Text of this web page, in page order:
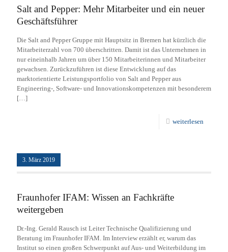
Salt and Pepper: Mehr Mitarbeiter und ein neuer
Geschäftsführer
Die Salt and Pepper Gruppe mit Hauptsitz in Bremen hat kürzlich die
Mitarbeiterzahl von 700 überschritten. Damit ist das Unternehmen in
nur eineinhalb Jahren um über 150 Mitarbeiterinnen und Mitarbeiter
gewachsen. Zurückzuführen ist diese Entwicklung auf das
marktorientierte Leistungsportfolio von Salt and Pepper aus
Engineering-, Software- und Innovationskompetenzen mit besonderem
[…]
weiterlesen
3. März 2019
Fraunhofer IFAM: Wissen an Fachkräfte
weitergeben
Dr.-Ing. Gerald Rausch ist Leiter Technische Qualifizierung und
Beratung im Fraunhofer IFAM. Im Interview erzählt er, warum das
Institut so einen großen Schwerpunkt auf Aus- und Weiterbildung im